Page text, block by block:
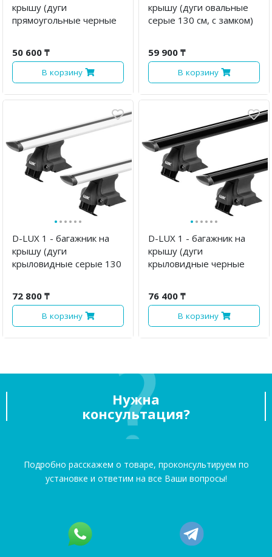
крышу (дуги
прямоугольные черные
50 600 ₸
В корзину
крышу (дуги овальные
серые 130 см, с замком)
59 900 ₸
В корзину
······
D-LUX 1 - багажник на
крышу (дуги
крыловидные серые 130
72 800 ₸
В корзину
······
D-LUX 1 - багажник на
крышу (дуги
крыловидные черные
76 400 ₸
В корзину
Нужна
консультация?
Подробно расскажем о товаре, проконсультируем по
установке и ответим на все Ваши вопросы!